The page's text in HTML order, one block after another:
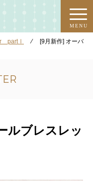
MENU
partⅠ ⁄
[9月新作] オーバ
ルブレスレッ